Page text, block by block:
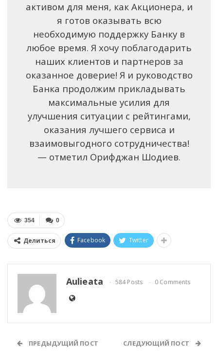
активом для меня, как Акционера, и
я готов оказывать всю
необходимую поддержку Банку в
любое время. Я хочу поблагодарить
наших клиентов и партнеров за
оказанное доверие! Я и руководство
Банка продолжим прикладывать
максимальные усилия для
улучшения ситуации с рейтингами,
оказания лучшего сервиса и
взаимовыгодного сотрудничества!
— отметил Орифджан Шодиев.
0
354
Делиться Facebook Twitter
Aulieata 584 Posts 0 Comments
ПРЕДЫДУЩИЙ ПОСТ СЛЕДУЮЩИЙ ПОСТ